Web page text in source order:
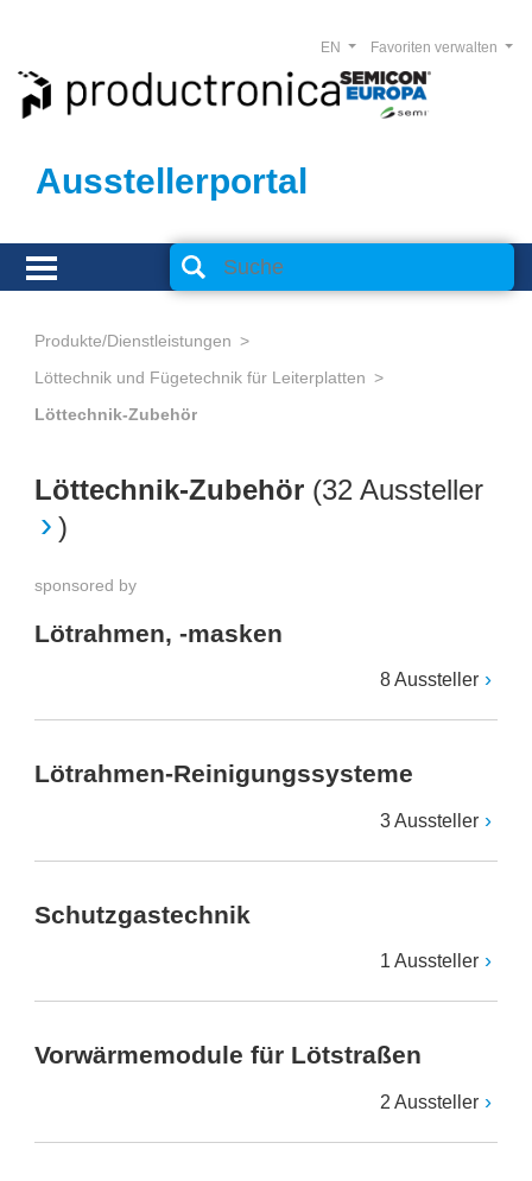
Ausstellerportal
Favoriten verwalten
EN
Produkte/Dienstleistungen
Löttechnik und Fügetechnik für Leiterplatten
Löttechnik-Zubehör
Löttechnik-Zubehör (32 Aussteller
)
Lötrahmen, -masken
8 Aussteller
Lötrahmen-Reinigungssysteme
3 Aussteller
Schutzgastechnik
1 Aussteller
Vorwärmemodule für Lötstraßen
2 Aussteller
sponsored by